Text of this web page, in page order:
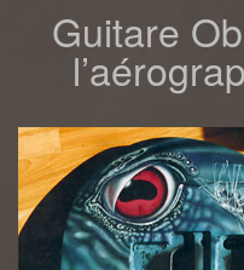
Guitare